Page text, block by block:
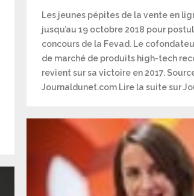
​​​​​​​Les jeunes pépites de la vente en
jusqu’au 19 octobre 2018 pour
concours de la Fevad. Le
de marché de produits high-tech
revient sur sa victoire en 2017.
Journaldunet.com Lire la suite sur